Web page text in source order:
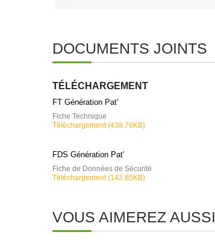
DOCUMENTS JOINTS
TÉLÉCHARGEMENT
FT Génération Pat'
Fiche Technique
Téléchargement (438.76KB)
FDS Génération Pat'
Fiche de Données de Sécurité
Téléchargement (142.85KB)
VOUS AIMEREZ AUSSI